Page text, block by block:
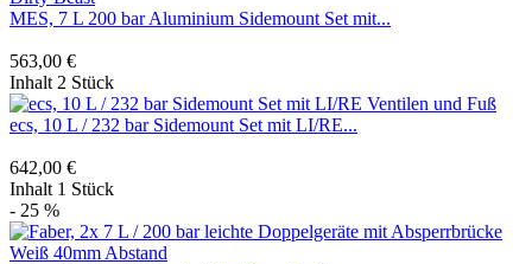
MES, 7 L 200 bar Aluminium Sidemount Set mit...
563,00 €
Inhalt 2 Stück
ecs, 10 L / 232 bar Sidemount Set mit LI/RE...
642,00 €
Inhalt 1 Stück
- 25 %